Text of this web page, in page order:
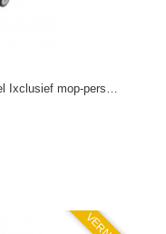
Ixclusief mop-pers…